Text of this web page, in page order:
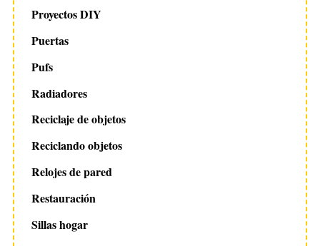
Proyectos DIY
Puertas
Pufs
Radiadores
Reciclaje de objetos
Reciclando objetos
Relojes de pared
Restauración
Sillas hogar